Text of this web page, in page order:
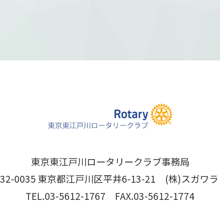
東京東江戸川ロータリークラブ事務局
0035 東京都江戸川区平井6-13-21 (株)スガワラ
TEL.03-5612-1767 FAX.03-5612-1774